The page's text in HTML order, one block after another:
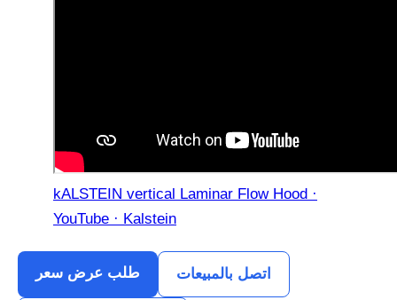
kALSTEIN vertical Laminar Flow Hood ·
YouTube · Kalstein
طلب عرض سعر اتصل بالمبيعات